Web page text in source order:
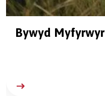
Bywyd Myfyrwyr